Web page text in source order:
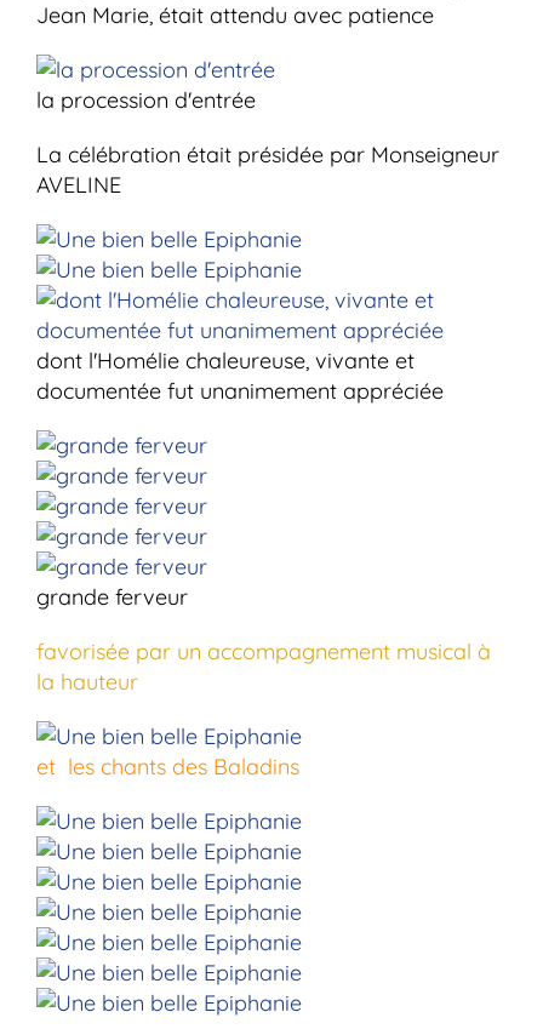
Jean Marie, était attendu avec patience
la procession d'entrée
La célébration était présidée par Monseigneur
AVELINE
dont l'Homélie chaleureuse, vivante et
documentée fut unanimement appréciée
grande ferveur
favorisée par un accompagnement musical à
la hauteur
et les chants des Baladins